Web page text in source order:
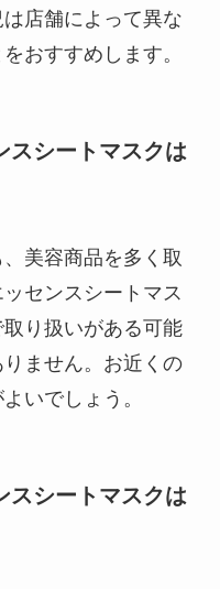
店舗によって異な
おすすめします。
スシートマスクは
美容商品を多く取
センスシートマス
り扱いがある可能
ません。お近くの
いでしょう。
スシートマスクは